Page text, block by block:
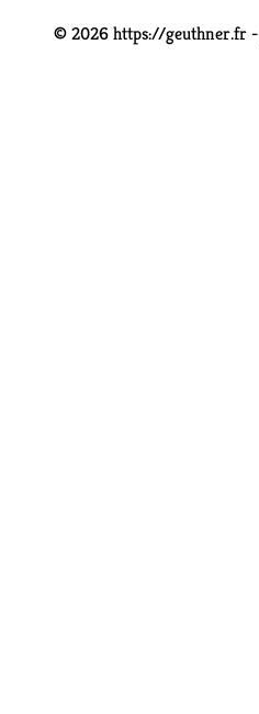
© 2026 https://geuthner.fr -